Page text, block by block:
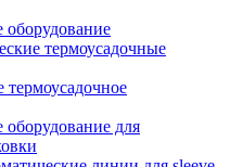
оборудование
термоусадочные
термоусадочное
оборудование для